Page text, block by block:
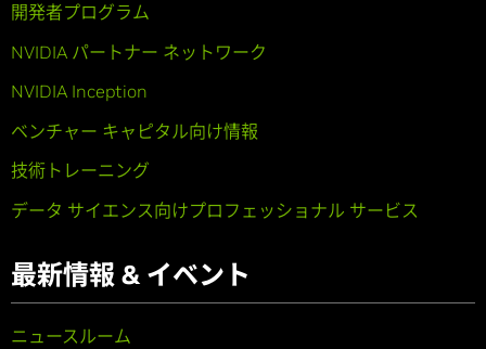
開発者プログラム
NVIDIA パートナー ネットワーク
NVIDIA Inception
ベンチャー キャピタル向け情報
技術トレーニング
データ サイエンス向けプロフェッショナル サービス
最新情報 & イベント
ニュースルーム